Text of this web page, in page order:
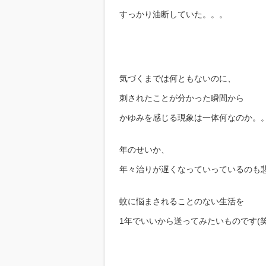
すっかり油断していた。。。
気づくまでは何ともないのに、
刺されたことが分かった瞬間から
かゆみを感じる現象は一体何なのか。。
年のせいか、
年々治りが遅くなっていっているのも
蚊に悩まされることのない生活を
1年でいいから送ってみたいものです(